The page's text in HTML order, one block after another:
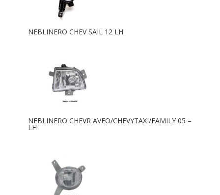
NEBLINERO CHEV SAIL 12 LH
NEBLINERO CHEVR AVEO/CHEVYTAXI/FAMILY 05 –
LH